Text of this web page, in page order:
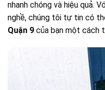
nhanh chóng và hiệu quả.
nghề, chúng tôi tự tin có
Quận 9 của bạn một cách